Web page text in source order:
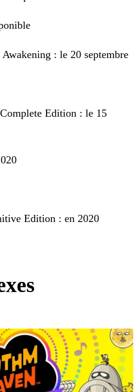
: le 20 septembre
Edition : le 15
Edition : en 2020